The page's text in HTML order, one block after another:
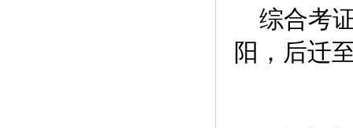
综合考
阳，后迁